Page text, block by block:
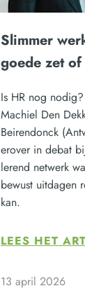
Slimmer
goede zet
Is HR nog
Machiel Den
Beirendonck
erover in debat
lerend netwerk
bewust uitdagen
kan.
LEES HET
13 april 2026